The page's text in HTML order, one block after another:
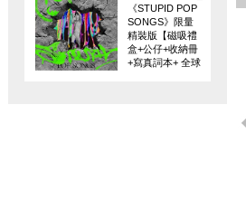
《STUPID POP
SONGS》限量
精裝版【磁吸禮
盒+公仔+收納冊
+寫真詞本+ 全球